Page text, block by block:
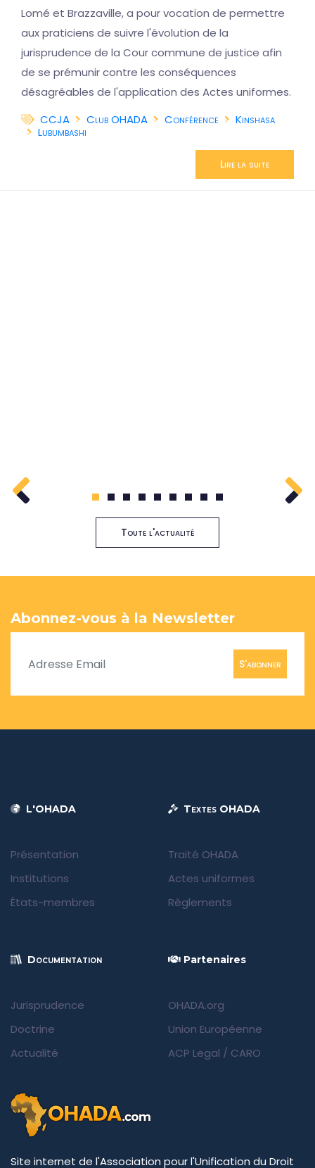
Lomé et Brazzaville, a pour vocation de permettre
aux praticiens de suivre l'évolution de la
jurisprudence de la Cour commune de justice afin
de se prémunir contre les conséquences
désagréables de l'application des Actes uniformes.
CCJA
Club OHADA Conférence
Kinshasa
Lubumbashi
Lire la suite
1 2 3 4 5 6 7 8 9
Toute l'actualité
Abonnez-vous à la Newsletter
S'abonner
L'OHADA
Présentation
Institutions
États-membres
Textes OHADA
Traité OHADA
Actes uniformes
Règlements
Documentation
Jurisprudence
Doctrine
Actualité
Partenaires
OHADA.org
Union Européenne
ACP Legal / CARO
Site internet de l'Association pour l'Unification du Droit